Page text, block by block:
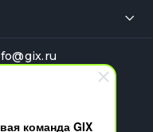
команда GIX